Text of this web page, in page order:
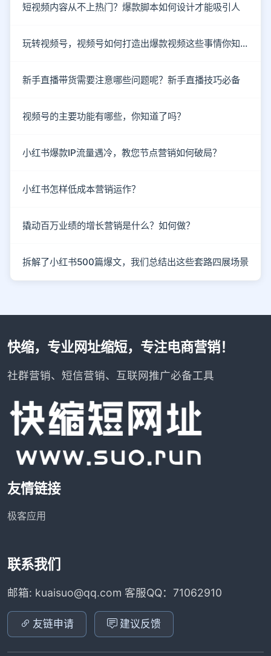
短视频内容从不上热门？爆款脚本如何设计才能吸引人
玩转视频号，视频号如何打造出爆款视频这些事情你知道了吗？
新手直播带货需要注意哪些问题呢？新手直播技巧必备
视频号的主要功能有哪些，你知道了吗？
小红书爆款IP流量遇冷，教您节点营销如何破局？
小红书怎样低成本营销运作？
撬动百万业绩的增长营销是什么？如何做？
拆解了小红书500篇爆文，我们总结出这些套路四展场景
快缩，专业网址缩短，专注电商营销！
社群营销、短信营销、互联网推广必备工具
友情链接
极客应用
联系我们
邮箱: kuaisuo@qq.com 客服QQ：71062910
友链申请 建议反馈